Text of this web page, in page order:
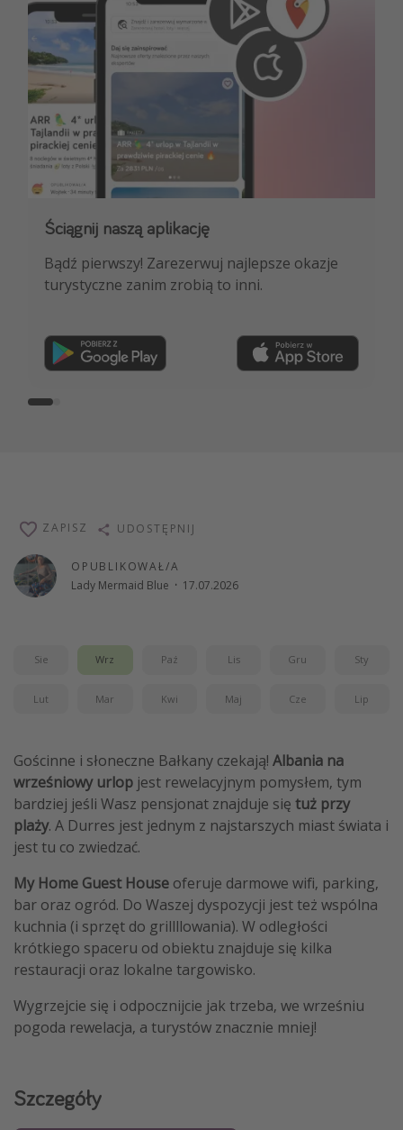
Ściągnij naszą aplikację
Bądź pierwszy! Zarezerwuj najlepsze okazje
turystyczne zanim zrobią to inni.
Dołącz do naszego kanału na WhatsApp
NAJLEPSZE oferty podróżnicze, porady
ekspertów i wiele więcej!
OPUBLIKOWAŁ/A
Lady Mermaid Blue · 17.07.2026
ZAPISZ UDOSTĘPNIJ
Sie Wrz Paź Lis Gru Sty
Lut Mar Kwi Maj Cze Lip
Gościnne i słoneczne Bałkany czekają! Albania na
wrześniowy urlop jest rewelacyjnym pomysłem, tym
bardziej jeśli Wasz pensjonat znajduje się tuż przy
plaży. A Durres jest jednym z najstarszych miast świata i
jest tu co zwiedzać.
My Home Guest House oferuje darmowe wifi, parking,
bar oraz ogród. Do Waszej dyspozycji jest też wspólna
kuchnia (i sprzęt do grillllowania). W odległości
krótkiego spaceru od obiektu znajduje się kilka
restauracji oraz lokalne targowisko.
Wygrzejcie się i odpocznijcie jak trzeba, we wrześniu
pogoda rewelacja, a turystów znacznie mniej!
Szczegóły